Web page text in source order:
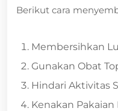
Berikut cara
Membersihkan
Gunakan Obat
Hindari Aktivitas
Kenakan